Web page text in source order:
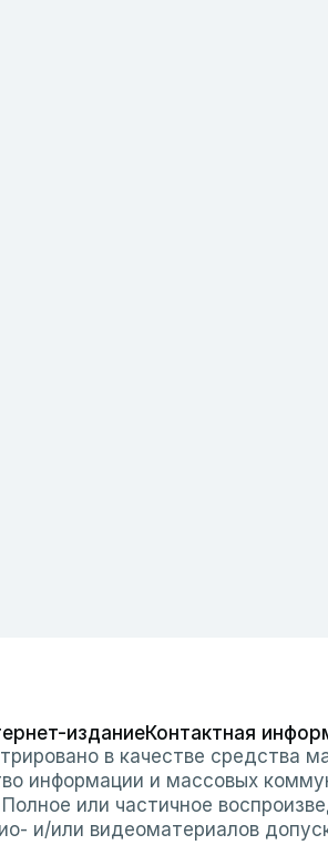
изданиеКонтактная
в качестве средства
информации и массовых
или частичное
и/или видеоматериалов